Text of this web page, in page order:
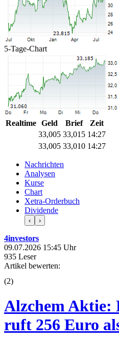
5-Tage-Chart
Realtime Geld Brief
Zeit
33,005 33,015 14:27
33,005 33,010 14:27
Nachrichten
Analysen
Kurse
Chart
Xetra-Orderbuch
Dividende
‹ ›
4investors
09.07.2026 15:45 Uhr
935 Leser
Artikel bewerten:
(2)
Alzchem Aktie:
ruft 256 Euro